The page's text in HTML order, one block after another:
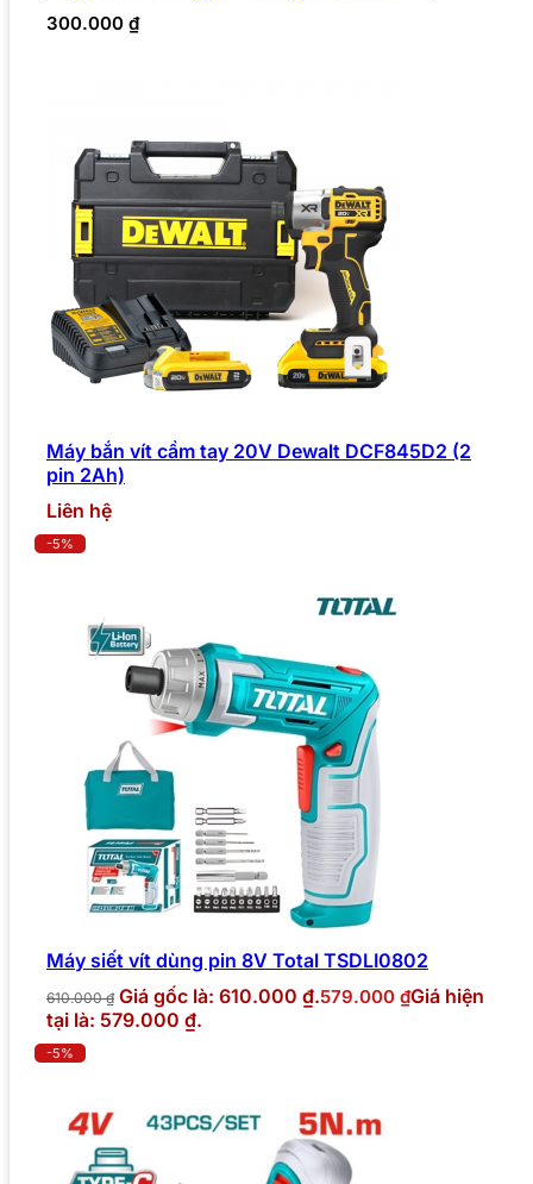
300.000 ₫
Máy bắn vít cầm tay 20V Dewalt DCF845D2 (2
pin 2Ah)
Liên hệ
-5%
Máy siết vít dùng pin 8V Total TSDLI0802
610.000₫ Giá gốc là: 610.000 ₫.579.000 ₫Giá hiện
tại là: 579.000 ₫.
-5%